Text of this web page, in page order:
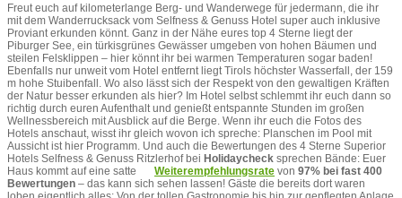
Freut euch auf kilometerlange Berg- und Wanderwege für jedermann, die ihr
mit dem Wanderrucksack vom Selfness & Genuss Hotel super auch inklusive
Proviant erkunden könnt. Ganz in der Nähe eures top 4 Sterne liegt der
Piburger See, ein türkisgrünes Gewässer umgeben von hohen Bäumen und
steilen Felsklippen – hier könnt ihr bei warmen Temperaturen sogar baden!
Ebenfalls nur unweit vom Hotel entfernt liegt Tirols höchster Wasserfall, der 159
m hohe Stuibenfall. Wo also lässt sich der Respekt von den gewaltigen Kräften
der Natur besser erkunden als hier? Im Hotel selbst schlemmt ihr euch dann so
richtig durch euren Aufenthalt und genießt entspannte Stunden im großen
Wellnessbereich mit Ausblick auf die Berge. Wenn ihr euch die Fotos des
Hotels anschaut, wisst ihr gleich wovon ich spreche: Planschen im Pool mit
Aussicht ist hier Programm. Und auch die Bewertungen des 4 Sterne Superior
Hotels Selfness & Genuss Ritzlerhof bei Holidaycheck sprechen Bände: Euer
Haus kommt auf eine satte
Weiterempfehlungsrate von 97% bei fast 400
Bewertungen – das kann sich sehen lassen! Gäste die bereits dort waren